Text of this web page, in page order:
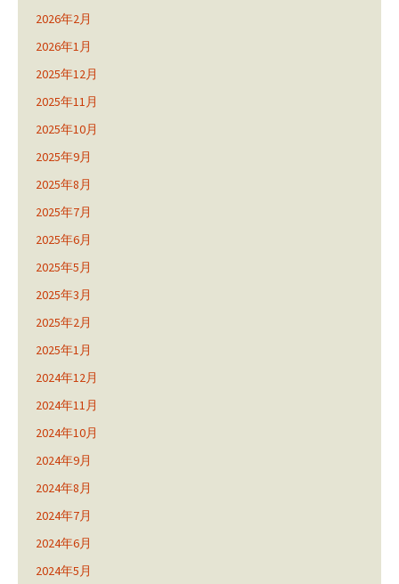
2026年2月
2026年1月
2025年12月
2025年11月
2025年10月
2025年9月
2025年8月
2025年7月
2025年6月
2025年5月
2025年3月
2025年2月
2025年1月
2024年12月
2024年11月
2024年10月
2024年9月
2024年8月
2024年7月
2024年6月
2024年5月